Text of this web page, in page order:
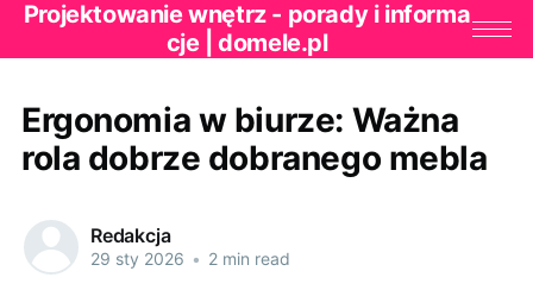
Projektowanie wnętrz - porady i informa
cje | domele.pl
Ergonomia w biurze: Ważna
rola dobrze dobranego mebla
Redakcja
29 sty 2026 • 2 min read